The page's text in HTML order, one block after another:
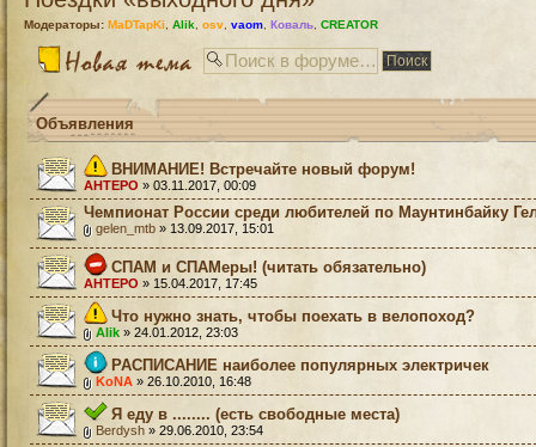
Модераторы: MaDTapKi Alik osv vaom Коваль CREATOR
Объявления
ВНИМАНИЕ! Встречайте новый форум!
AHTEPO » 03.11.2017, 00:09
Чемпионат России среди любителей по Маунтинбайку
gelen_mtb » 13.09.2017, 15:01
СПАМ и СПАМеры! (читать обязательно)
AHTEPO » 15.04.2017, 17:45
Что нужно знать, чтобы поехать в велопоход?
Alik » 24.01.2012, 23:03
РАСПИСАНИЕ наиболее популярных электричек
KoNA » 26.10.2010, 16:48
Я еду в ........ (есть свободные места)
Berdysh » 29.06.2010, 23:54